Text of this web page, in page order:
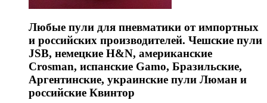
Любые пули для пневматики от импортных
и российских производителей. Чешские пули
JSB, немецкие H&N, американские
Crosman, испанские Gamo, Бразильские,
Аргентинские, украинские пули Люман и
российские Квинтор